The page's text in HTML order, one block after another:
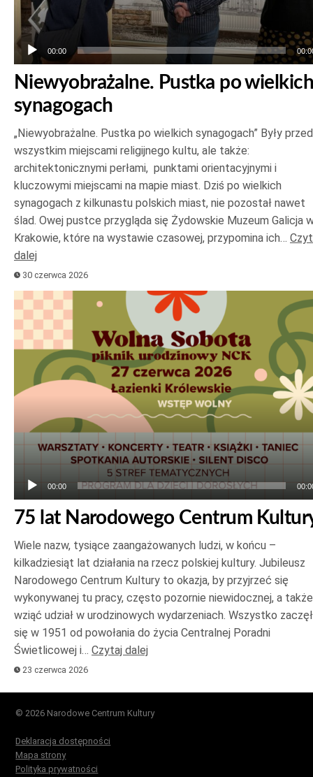
00:00
Niewyobrażalne. Pustka po wielkich
synagogach
„Niewyobrażalne. Pustka po wielkich synagogach” Były
wszystkim miejscami religijnego kultu, ale także:
architektonicznymi perłami, punktami orientacyjnymi i
kluczowymi miejscami na mapie miast. Dziś po wielkich
synagogach z kilkunastu polskich miast, nie pozostał nawet
ślad. Owej pustce przygląda się Żydowskie Muzeum Galicja
Krakowie, które na wystawie czasowej, przypomina ich…
dalej
30 czerwca 2026
Odtwarzacz
plików
dźwiękowych
00:00
75 lat Narodowego Centrum
Wiele nazw, tysiące zaangażowanych ludzi, w końcu –
kilkadziesiąt lat działania na rzecz polskiej kultury. Jubileusz
Narodowego Centrum Kultury to okazja, by przyjrzeć się
wykonywanej tu pracy, często pozornie niewidocznej, a także
wziąć udział w urodzinowych wydarzeniach. Wszystko
się w 1951 od powołania do życia Centralnej Poradni
Świetlicowej i… Czytaj dalej
23 czerwca 2026
© 2026 Narodowe Centrum Kultury
Deklaracja dostępności
Mapa strony
Polityka prywatności